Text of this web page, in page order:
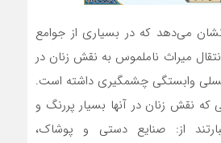
می‌دهد که در بسیاری از جوامع
میراث ناملموس به نقش زنان در
وابستگی چشمگیری داشته است.
نقش زنان در آنها بسیار پررنگ و
از: صنایع دستی و پوشاک،